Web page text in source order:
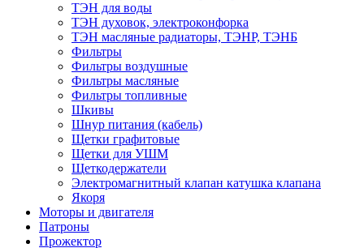
ТЭН для воды
ТЭН духовок, электроконфорка
ТЭН масляные радиаторы, ТЭНР, ТЭНБ
Фильтры
Фильтры воздушные
Фильтры масляные
Фильтры топливные
Шкивы
Шнур питания (кабель)
Щетки графитовые
Щетки для УШМ
Щеткодержатели
Электромагнитный клапан катушка клапана
Якоря
Моторы и двигателя
Патроны
Прожектор